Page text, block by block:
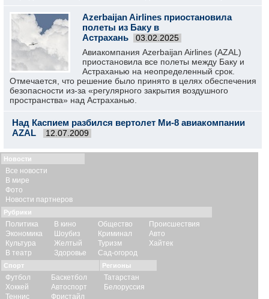
Azerbaijan Airlines приостановила
полеты из Баку в
Астрахань
03.02.2025
Авиакомпания Azerbaijan Airlines (AZAL)
приостановила все полеты между Баку и
Астраханью на неопределенный срок.
Отмечается, что решение было принято в целях обеспечения
безопасности из-за «регулярного закрытия воздушного
пространства» над Астраханью.
Над Каспием разбился вертолет Ми-8 авиакомпании
AZAL
12.07.2009
Новости
Все новости
В мире
Фото
Новости партнеров
Рубрики
Политика
Экономика
Культура
В театр
В кино
Шоубиз
Желтый
Здоровье
Общество
Криминал
Туризм
Сад-огород
Происшествия
Авто
Хайтек
Спорт
Футбол
Хоккей
Теннис
Баскетбол
Автоспорт
Фристайл
Регионы
Татарстан
Белоруссия